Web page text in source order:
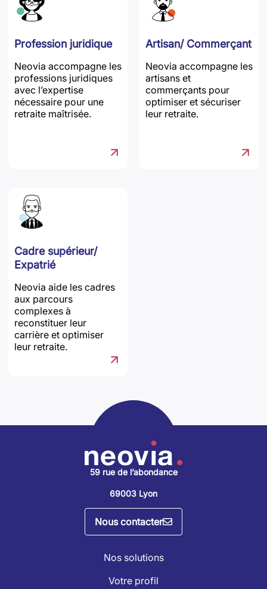
Profession juridique
Neovia accompagne les
professions juridiques
avec l’expertise
nécessaire pour une
retraite maîtrisée.
Artisan/ Commerçant
Neovia accompagne les
artisans et
commerçants pour
optimiser et sécuriser
leur retraite.
Cadre supérieur/
Expatrié
Neovia aide les cadres
aux parcours
complexes à
reconstituer leur
carrière et optimiser
leur retraite.
59 rue de l’abondance
69003 Lyon
Nous contacter
Nos solutions
Votre profil